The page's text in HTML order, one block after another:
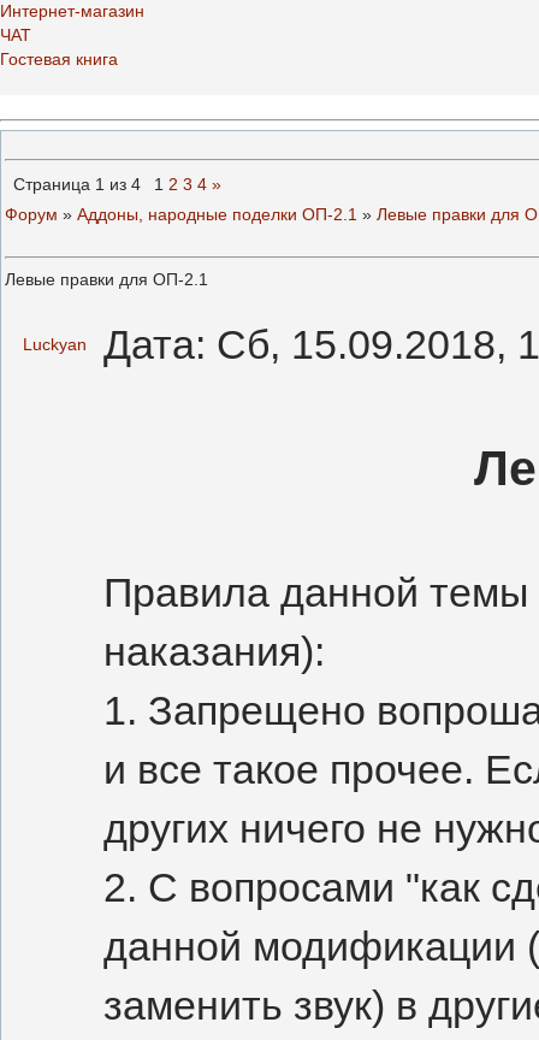
Интернет-магазин
ЧАТ
Гостевая книга
Страница 1 из 4 1 2 3 4 »
Форум » Аддоны, народные поделки ОП-2.1 » Левые правки для
Левые правки для ОП-2.1
Luckyan Дата: Сб, 15.09.2018,
Правила данной темы
наказания):
1. Запрещено
и все такое прочее.
других ничего не
2. С вопросами "как
данной модификации
заменить звук) в